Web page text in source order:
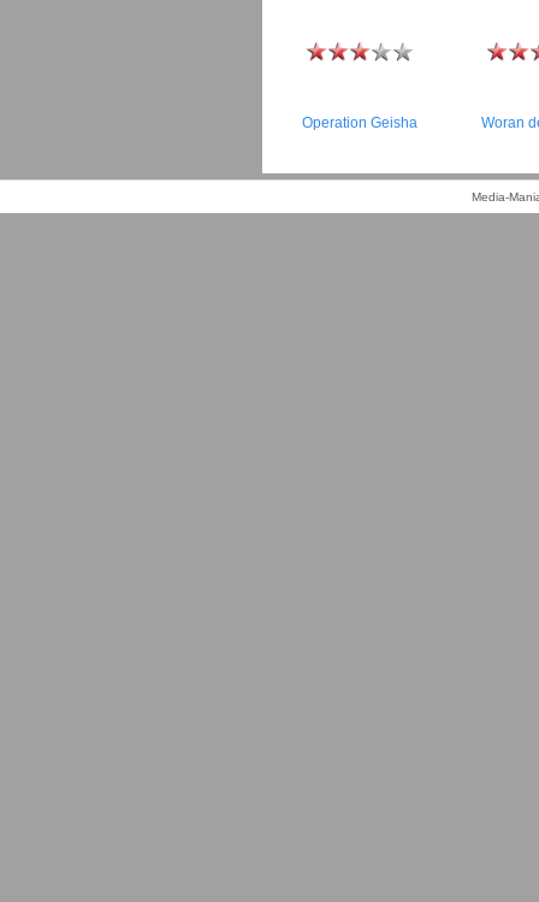
Operation Geisha Woran
Media-